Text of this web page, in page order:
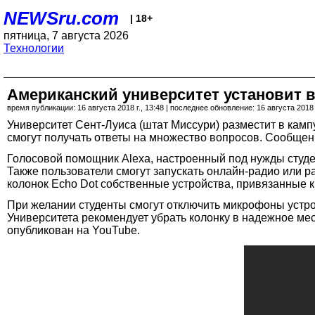
NEWSru.com | 18+
пятница, 7 августа 2026
Технологии
Американский университет
время публикации: 16 августа 2018 г., 13:48 | последнее обновление: 16 августа 2018
Университет Сент-Луиса (штат Миссури) разместит в
смогут получать ответы на множество вопросов.
Голосовой помощник Alexa, настроенный под нужды
Также пользователи смогут запускать онлайн-радио или
колонок Echo Dot собственные устройства,
При желании студенты смогут отключить микрофоны
Университета рекомендует убрать колонку в надежное
опубликован на YouTube.